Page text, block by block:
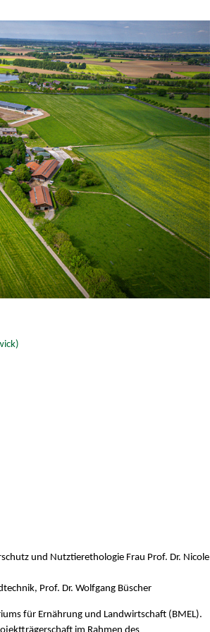
und Nutztierethologie Frau Prof. Dr. Nicole
Prof. Dr. Wolfgang Büscher
für Ernährung und Landwirtschaft (BMEL).